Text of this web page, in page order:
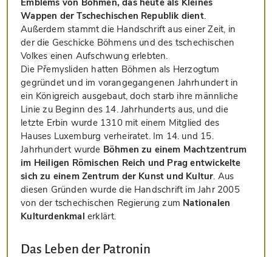
Wappen der Tschechischen Republik dient.
Außerdem stammt die Handschrift aus einer Zeit, in
der die Geschicke Böhmens und des tschechischen
Volkes einen Aufschwung erlebten.
Die Přemysliden hatten Böhmen als Herzogtum
gegründet und im vorangegangenen Jahrhundert in
ein Königreich ausgebaut, doch starb ihre männliche
Linie zu Beginn des 14. Jahrhunderts aus, und die
letzte Erbin wurde 1310 mit einem Mitglied des
Hauses Luxemburg verheiratet. Im 14. und 15.
Jahrhundert wurde Böhmen zu einem Machtzentrum
im Heiligen Römischen Reich und Prag entwickelte
sich zu einem Zentrum der Kunst und Kultur. Aus
diesen Gründen wurde die Handschrift im Jahr 2005
von der tschechischen Regierung zum Nationalen
Kulturdenkmal erklärt.
Das Leben der Patronin